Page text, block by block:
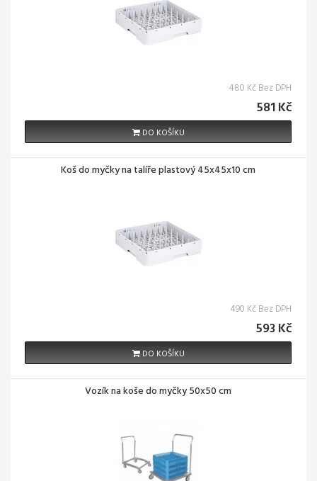
480 Kč Bez DPH
581 Kč
DO KOŠÍKU
Koš do myčky na talíře plastový 45x45x10 cm
490 Kč Bez DPH
593 Kč
DO KOŠÍKU
Vozík na koše do myčky 50x50 cm